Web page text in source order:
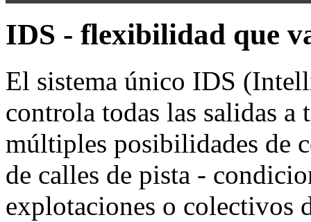
IDS - flexibilidad que
El sistema único IDS
controla todas las salidas a
múltiples posibilidades de
de calles de pista -
explotaciones o colectivos